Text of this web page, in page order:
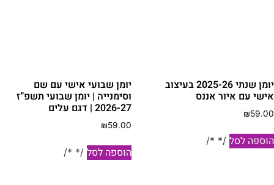
יומן שנתי 2025-26 בעיצוב
עם איור אננס
₪
לסל /* */
יומן שבועי אישי עם שם
וסימנייה | יומן שבועי תשפ”ז
2026-27 | דגם עלים
₪59.00
הוספה לסל /* */